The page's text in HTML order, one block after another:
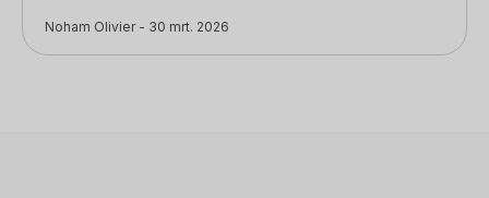
Noham Olivier - 30 mrt. 2026